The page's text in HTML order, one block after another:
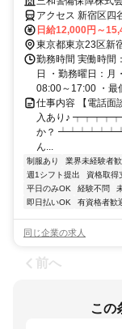
アクセス 新宿区四
談可■電話面接■来
日給12,000円～
東京都東京23区新
勤務時間 実働時間
日 ・勤務曜日：月
08:00～17:00 ・最
仕事内容 【電話面
入あり♪
か？
ん...
制服あり 業界未経験者
週1シフト提出
資格取得
平日のみOK
経験不問
即日払いOK
有資格者歓
同じ企業の求人
前へ
この